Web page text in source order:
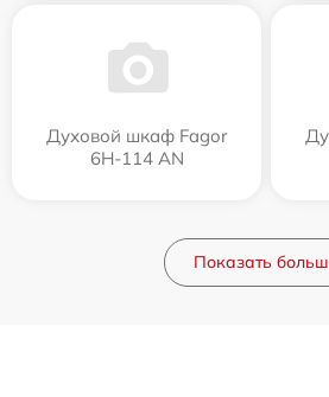
Духовой шкаф Fagor
6H-114 AN
Показать